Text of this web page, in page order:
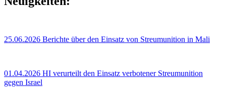
25.06.2026 Berichte über den Einsatz von Streumunition in Mali
01.04.2026 HI verurteilt den Einsatz verbotener Streumunition
gegen Israel